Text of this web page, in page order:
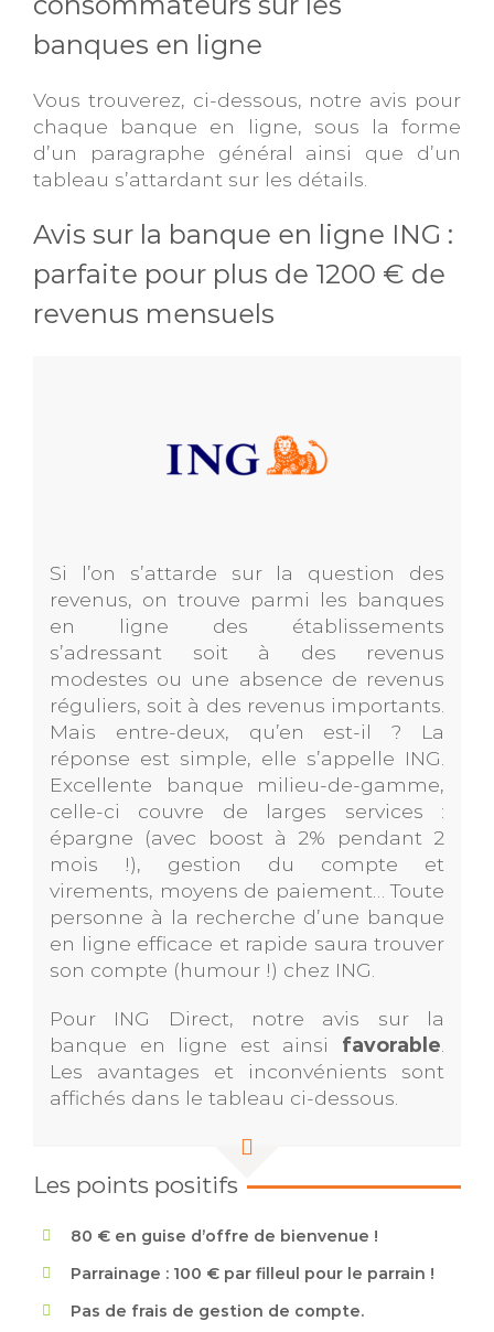
banques en ligne
Vous trouverez, ci-dessous, notre avis pour
chaque banque en ligne, sous la forme
d’un paragraphe général ainsi que d’un
tableau s’attardant sur les détails.
Avis sur la banque en ligne ING :
parfaite pour plus de 1200 € de
revenus mensuels
Si l’on s’attarde sur la question des
revenus, on trouve parmi les banques
en ligne des établissements
s’adressant soit à des revenus
modestes ou une absence de revenus
réguliers, soit à des revenus importants.
Mais entre-deux, qu’en est-il ? La
réponse est simple, elle s’appelle ING.
Excellente banque milieu-de-gamme,
celle-ci couvre de larges services :
épargne (avec boost à 2% pendant 2
mois !), gestion du compte et
virements, moyens de paiement… Toute
personne à la recherche d’une banque
en ligne efficace et rapide saura trouver
son compte (humour !) chez ING.
Pour ING Direct, notre avis sur la
banque en ligne est ainsi favorable
Les avantages et inconvénients sont
affichés dans le tableau ci-dessous.
Les points positifs
80 € en guise d’offre de bienvenue !
Parrainage : 100 € par filleul pour le parrain !
Pas de frais de gestion de compte.